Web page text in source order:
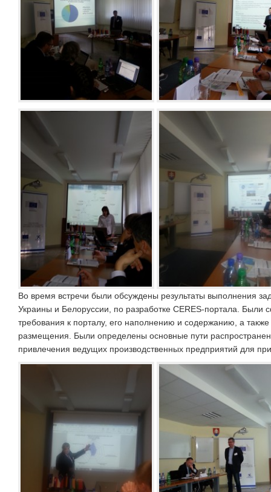
Во время встречи были обсуждены результаты выполнения
Украины и Белоруссии, по разработке CERES-портала.
требования к порталу, его наполнению и содержанию, а
размещения. Были определены основные пути
привлечения ведущих производственных предприятий для